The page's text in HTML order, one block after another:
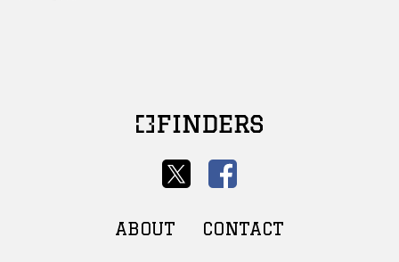
ABOUT CONTACT